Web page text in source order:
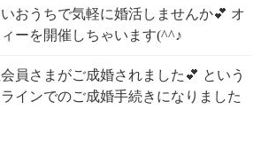
おうちで気軽に婚活しませんか💕 オ
ーを開催しちゃいます(^^♪
員さまがご成婚されました💕 という
インでのご成婚手続きになりました